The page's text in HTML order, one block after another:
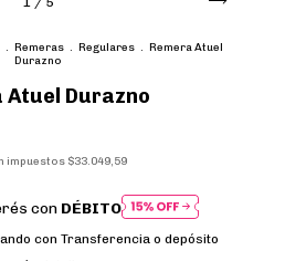
. Remeras . Regulares . Remera Atuel
Durazno
Atuel Durazno
impuestos $33.049,59
con DÉBITO
con Transferencia o depósito